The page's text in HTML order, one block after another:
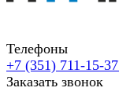
Телефоны
+7 (351) 711-15-37
Заказать звонок